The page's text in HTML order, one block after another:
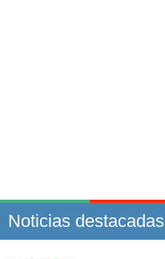
Noticias destacadas